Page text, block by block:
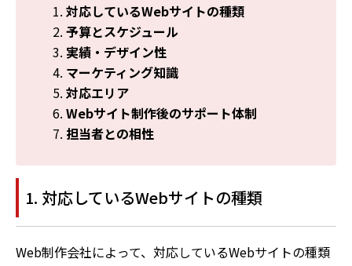
対応しているWebサイトの種類
予算とスケジュール
実績・デザイン性
マーケティング知識
対応エリア
Webサイト制作後のサポート体制
担当者との相性
1. 対応しているWebサイトの種類
Web制作会社によって、対応しているWebサイトの種類